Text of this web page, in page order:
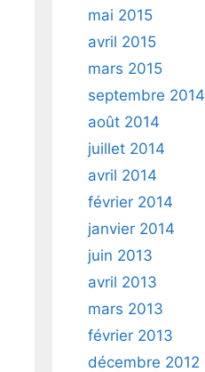
mai 2015
avril 2015
mars 2015
septembre 2014
août 2014
juillet 2014
avril 2014
février 2014
janvier 2014
juin 2013
avril 2013
mars 2013
février 2013
décembre 2012